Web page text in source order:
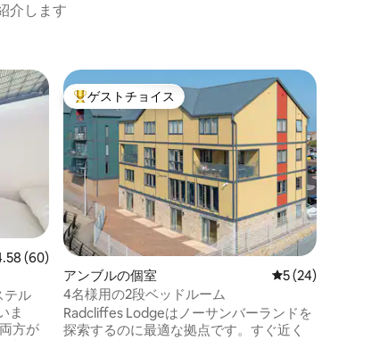
介します
ュー60件、5つ星中4.58つ星の平均評価
(60)
ル
ま
方が
大好評のゲストチョイスです。
ゲストチョイス
アンブルの個室 レビュー24件、5
5 (24)
4名様用の2段ベッドルーム
Radcliffes Lodgeはノーサンバーランドを
探索するのに最適な拠点です。すぐ近く